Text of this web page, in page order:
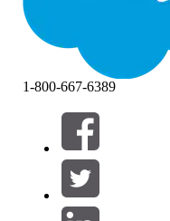
筛选器 (0)
选择筛选器
产品区域
1-800-667-6389